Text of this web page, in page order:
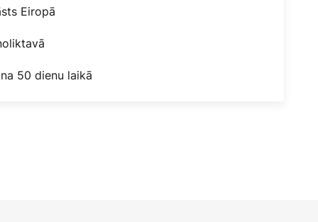
Eiropā
50 dienu laikā